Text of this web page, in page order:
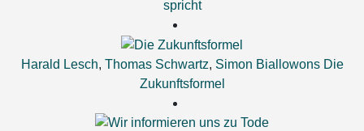
spricht
Harald Lesch, Thomas Schwartz, Simon Biallowons Die
Zukunftsformel